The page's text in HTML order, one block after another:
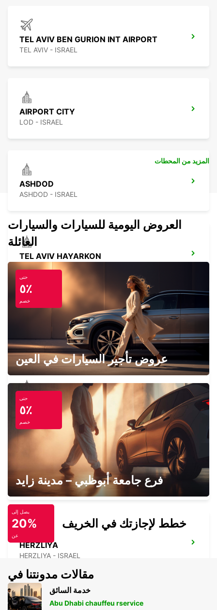
TEL AVIV BEN GURION INT AIRPORT
TEL AVIV - ISRAEL
AIRPORT CITY
LOD - ISRAEL
ASHDOD
ASHDOD - ISRAEL
TEL AVIV HAYARKON
TEL AVIV - ISRAEL
PETAH TIKVA
PETAH TIKVA - ISRAEL
BNEI BRAK MIVTZA KADESH
BNEI BRAK - ISRAEL
BEIT SHEMESH
BEIT SHEMESH - ISRAEL
HERZLIYA
HERZLIYA - ISRAEL
المزيد من المحطات
العروض اليومية للسيارات والسيارات
العائلة
حتى
٥٪
خصم
عروض تأجير السيارات في العين
حتى
٥٪
خصم
فرع جامعة أبوظبي – مدينة زايد
يصل إلى
20%
عن
خطط لإجازتك في الخريف
مقالات مدونتنا في
خدمة السائق
Abu Dhabi chauffeu rservice